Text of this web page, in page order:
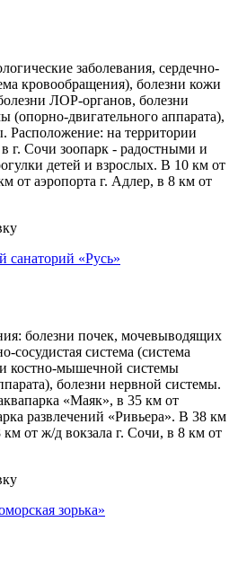
заболевания, сердечно-
кровообращения), болезни кожи
ЛОР-органов, болезни
(опорно-двигательного аппарата),
Расположение: на территории
г. Сочи зоопарк - радостными и
детей и взрослых. В 10 км от
от аэропорта г. Адлер, в 8 км от
«Русь»
болезни почек, мочевыводящих
сосудистая система (система
костно-мышечной системы
болезни нервной системы.
«Маяк», в 35 км от
развлечений «Ривьера». В 38 км
км от ж/д вокзала г. Сочи, в 8 км от
зорька»